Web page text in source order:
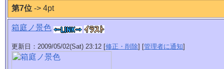
第7位 -> 4pt
箱庭ノ景色
更新日：2009/05/02(Sat) 23:12 [修正・削除] [管理者に通知]